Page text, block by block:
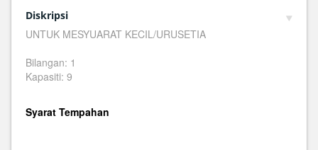
Diskripsi
UNTUK MESYUARAT KECIL/URUSETIA
Bilangan: 1
Kapasiti: 9
Syarat Tempahan